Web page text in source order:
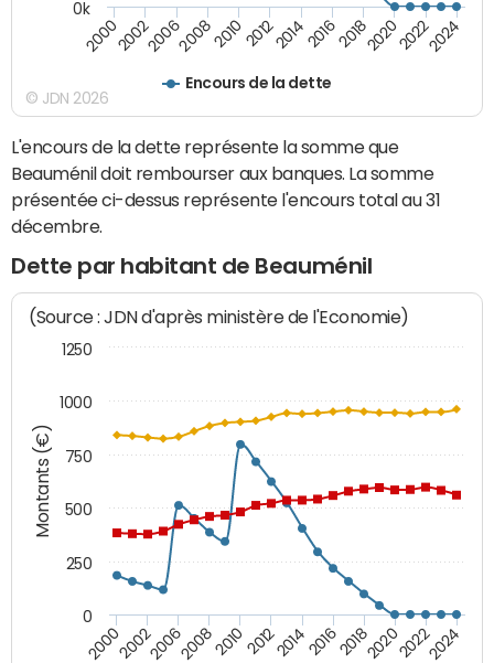
Encours de la dette
200020022006200820102012201420162018202020222024
0k
© JDN 2026
L'encours de la dette représente la somme que
Beauménil doit rembourser aux banques. La somme
présentée ci-dessus représente l'encours total au 31
décembre.
Dette par habitant de Beauménil
Montants (€)
(Source : JDN d'après ministère de l'Economie)
200020022006200820102012201420162018202020222024
0
250
500
750
1000
1250